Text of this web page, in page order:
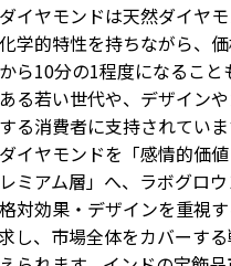
イヤモンドは天然ダイヤ
学的特性を持ちながら、
ら10分の1程度になること
る若い世代や、デザイン
る消費者に支持されてい
イヤモンドを「感情的価
ミアム層」へ、ラボグロ
対効果・デザインを重視
し、市場全体をカバーす